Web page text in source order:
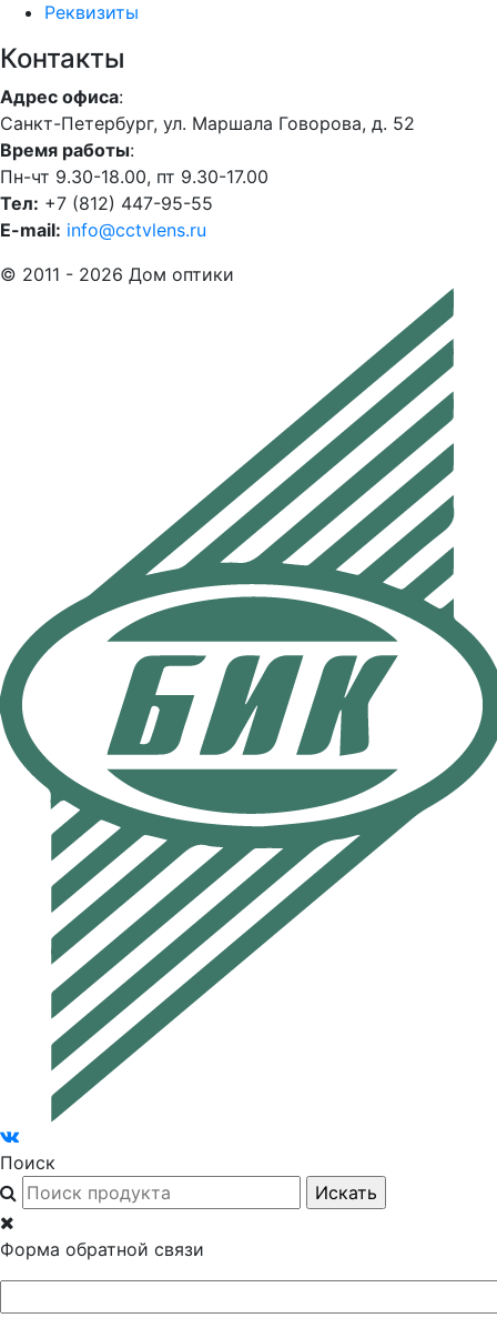
Реквизиты
Контакты
Адрес офиса:
Санкт-Петербург, ул. Маршала Говорова, д. 52
Время работы:
Пн-чт 9.30-18.00, пт 9.30-17.00
Тел: +7 (812) 447-95-55
E-mail: info@cctvlens.ru
© 2011 - 2026 Дом оптики
Поиск
Форма обратной связи